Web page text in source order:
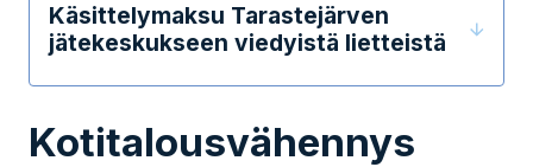
Käsittelymaksu Tarastejärven
jätekeskukseen viedyistä lietteistä
Kotitalousvähennys